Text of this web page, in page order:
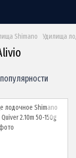
Shimano Удилища